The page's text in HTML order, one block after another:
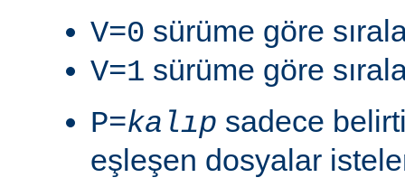
V=0 sürüme göre
V=1 sürüme göre
P=kalıp sadece
eşleşen dosyalar